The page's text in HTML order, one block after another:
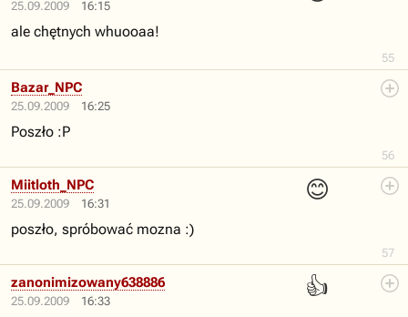
25.09.2009 16:15
55
ale chętnych whuooaa!
25.09.2009 16:25
56
Bazar_NPC
Poszło :P
25.09.2009 16:31
😊
57
Miitloth_NPC
poszło, spróbować mozna :)
25.09.2009 16:33
👍
zanonimizowany638886